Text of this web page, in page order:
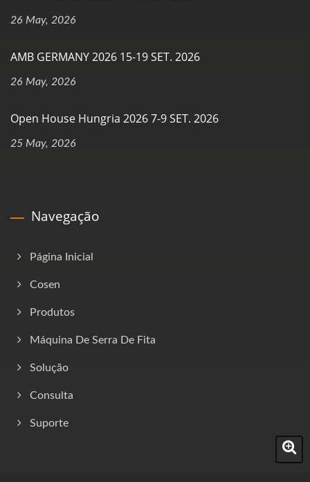
26 May, 2026
AMB GERMANY 2026 15-19 SET. 2026
26 May, 2026
Open House Hungria 2026 7-9 SET. 2026
25 May, 2026
Navegação
Página Inicial
Cosen
Produtos
Máquina De Serra De Fita
Solução
Consulta
Suporte